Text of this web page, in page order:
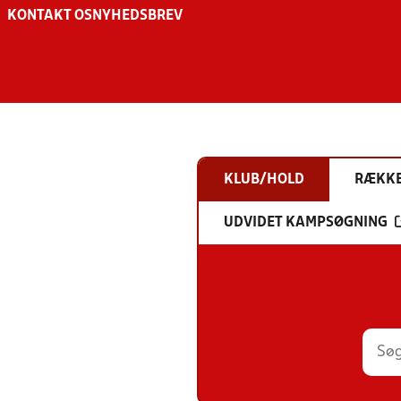
KONTAKT OS NYHEDSBREV
KLUB/HOLD
UDVIDET KAMPSØGNING